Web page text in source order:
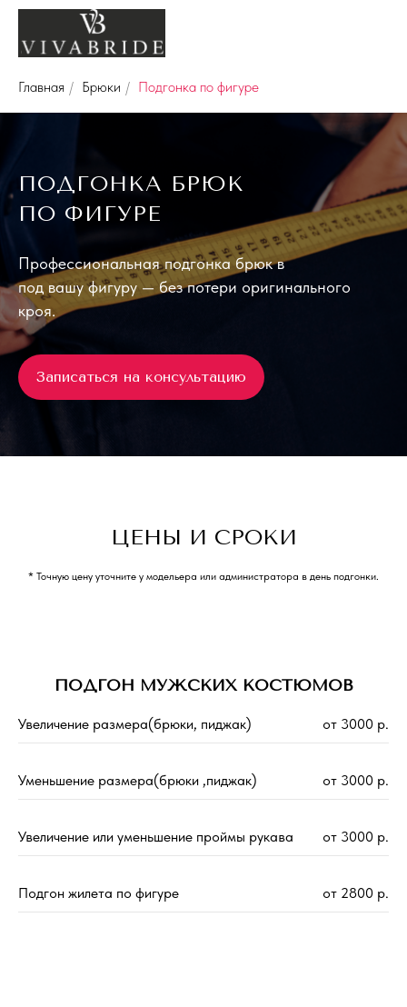
Главная / Брюки / Подгонка по фигуре
ПОДГОНКА БРЮК
ПО ФИГУРЕ
Профессиональная подгонка брюк в
под вашу фигуру — без потери оригинального
кроя.
Записаться на консультацию
ЦЕНЫ И СРОКИ
* Точную цену уточните у модельера или администратора в день подгонки.
ПОДГОН МУЖСКИХ КОСТЮМОВ
Увеличение размера(брюки, пиджак) от 3000 р.
Уменьшение размера(брюки ,пиджак) от 3000 р.
Увеличение или уменьшение проймы рукава от 3000 р.
Подгон жилета по фигуре от 2800 р.